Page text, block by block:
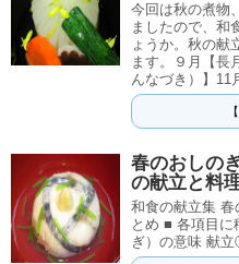
今回は秋の煮物
ましたので、和
ょうか。秋の献
ます。９月【長
んなづき）】11
春のおしの
の献立と料
和食の献立集 春
とめ ■ 各項目
ぎ）の意味 献